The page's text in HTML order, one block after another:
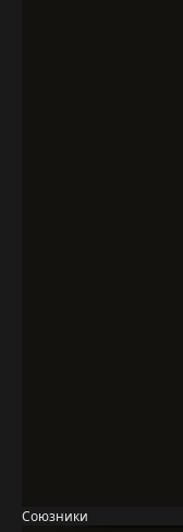
Союзники